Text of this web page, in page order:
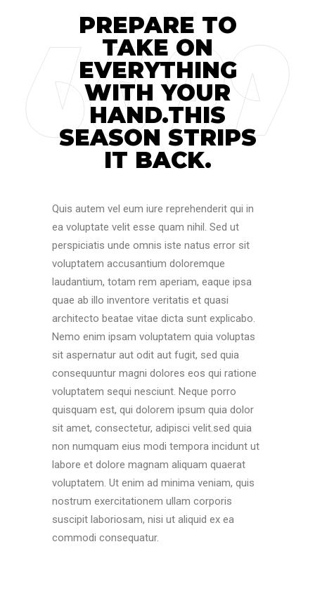
PREPARE TO
TAKE ON
EVERYTHING
WITH YOUR
HAND.THIS
SEASON STRIPS
IT BACK.
Quis autem vel eum iure reprehenderit qui in
ea voluptate velit esse quam nihil. Sed ut
perspiciatis unde omnis iste natus error sit
voluptatem accusantium doloremque
laudantium, totam rem aperiam, eaque ipsa
quae ab illo inventore veritatis et quasi
architecto beatae vitae dicta sunt explicabo.
Nemo enim ipsam voluptatem quia voluptas
sit aspernatur aut odit aut fugit, sed quia
consequuntur magni dolores eos qui ratione
voluptatem sequi nesciunt. Neque porro
quisquam est, qui dolorem ipsum quia dolor
sit amet, consectetur, adipisci velit.sed quia
non numquam eius modi tempora incidunt ut
labore et dolore magnam aliquam quaerat
voluptatem. Ut enim ad minima veniam, quis
nostrum exercitationem ullam corporis
suscipit laboriosam, nisi ut aliquid ex ea
commodi consequatur.